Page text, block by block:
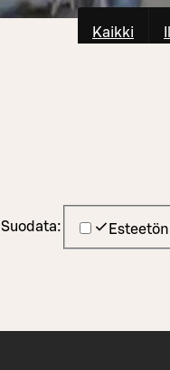
Kaikki
Suodata: Esteetön